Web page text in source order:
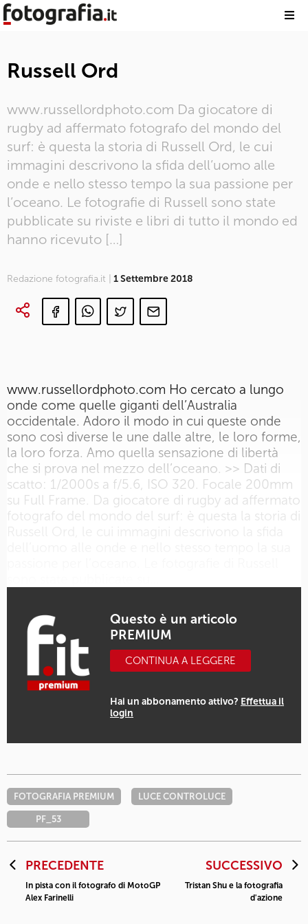
Russell Ord
www.russellordphoto.com Da giocatore di
rugby ad affermato fotografo del mondo del
surf: è questa la storia di Russell Ord, le cui
immagini descrivono la sfida dell’uomo alle
onde e nello stesso tempo la sua passione per
l’oceano. Le fotografie di Russell sono state
pubblicate su riviste e libri di tutto il mondo ed
hanno ricevuto […]
Redazione fotografia.it | 1 Settembre 2018
www.russellordphoto.com Ho cercato a lungo
onde come quelle giganti dell’Australia
occidentale. Adoro il modo in cui queste onde
sono così diverse le une dalle altre, le loro forme,
la loro forza. Amo quella sensazione di libertà
che si prova nel mezzo dell’oceano. >> Dati di
scatto: 1/2000s a f/5.6, ISO 320. Focale 200mm
su Full Frame. Da giocatore di rugby ad affermato
fotografo del mondo del surf: è questa la storia di
Questo è un articolo
PREMIUM
CONTINUA A LEGGERE
Hai un abbonamento attivo? Effettua il
login
FOTOGRAFIA PREMIUM LUCE CONTROLUCE
PF_53
PRECEDENTE
In pista con il fotografo di MotoGP
Alex Farinelli
SUCCESSIVO
Tristan Shu e la fotografia
d'azione